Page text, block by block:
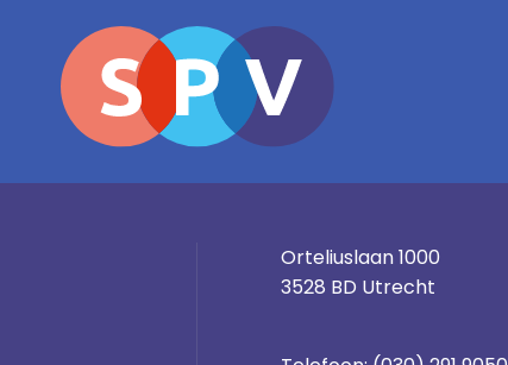
Orteliuslaan 1000
3528 BD Utrecht